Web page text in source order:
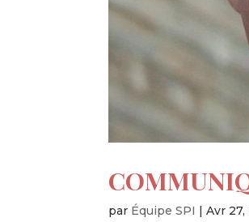
par Équipe SPI |Avr